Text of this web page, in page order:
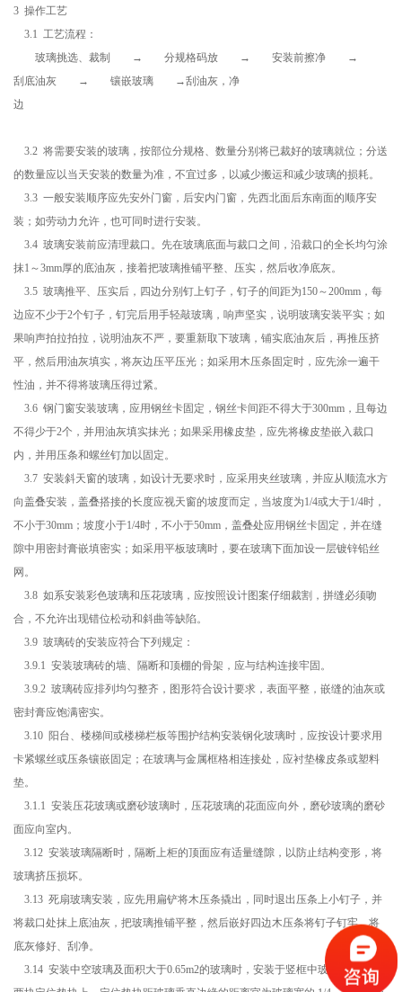
3 操作工艺
3.1 工艺流程：
玻璃挑选、裁制 → 分规格码放 → 安装前擦净 →
刮底油灰 → 镶嵌玻璃 →刮油灰，净
边
3.2 将需要安装的玻璃，按部位分规格、数量分别将已裁好的玻璃就位；分送
的数量应以当天安装的数量为准，不宜过多，以减少搬运和减少玻璃的损耗。
3.3 一般安装顺序应先安外门窗，后安内门窗，先西北面后东南面的顺序安
装；如劳动力允许，也可同时进行安装。
3.4 玻璃安装前应清理裁口。先在玻璃底面与裁口之间，沿裁口的全长均匀涂
抹1～3mm厚的底油灰，接着把玻璃推铺平整、压实，然后收净底灰。
3.5 玻璃推平、压实后，四边分别钉上钉子，钉子的间距为150～200mm，每
边应不少于2个钉子，钉完后用手轻敲玻璃，响声坚实，说明玻璃安装平实；如
果响声拍拉拍拉，说明油灰不严，要重新取下玻璃，铺实底油灰后，再推压挤
平，然后用油灰填实，将灰边压平压光；如采用木压条固定时，应先涂一遍干
性油，并不得将玻璃压得过紧。
3.6 钢门窗安装玻璃，应用钢丝卡固定，钢丝卡间距不得大于300mm，且每边
不得少于2个，并用油灰填实抹光；如果采用橡皮垫，应先将橡皮垫嵌入裁口
内，并用压条和螺丝钉加以固定。
3.7 安装斜天窗的玻璃，如设计无要求时，应采用夹丝玻璃，并应从顺流水方
向盖叠安装，盖叠搭接的长度应视天窗的坡度而定，当坡度为1/4或大于1/4时，
不小于30mm；坡度小于1/4时，不小于50mm，盖叠处应用钢丝卡固定，并在缝
隙中用密封膏嵌填密实；如采用平板玻璃时，要在玻璃下面加设一层镀锌铅丝
网。
3.8 如系安装彩色玻璃和压花玻璃，应按照设计图案仔细裁割，拼缝必须吻
合，不允许出现错位松动和斜曲等缺陷。
3.9 玻璃砖的安装应符合下列规定：
3.9.1 安装玻璃砖的墙、隔断和顶棚的骨架，应与结构连接牢固。
3.9.2 玻璃砖应排列均匀整齐，图形符合设计要求，表面平整，嵌缝的油灰或
密封膏应饱满密实。
3.10 阳台、楼梯间或楼梯栏板等围护结构安装钢化玻璃时，应按设计要求用
卡紧螺丝或压条镶嵌固定；在玻璃与金属框格相连接处，应衬垫橡皮条或塑料
垫。
3.1.1 安装压花玻璃或磨砂玻璃时，压花玻璃的花面应向外，磨砂玻璃的磨砂
面应向室内。
3.12 安装玻璃隔断时，隔断上柜的顶面应有适量缝隙，以防止结构变形，将
玻璃挤压损坏。
3.13 死扇玻璃安装，应先用扁铲将木压条撬出，同时退出压条上小钉子，并
将裁口处抹上底油灰，把玻璃推铺平整，然后嵌好四边木压条将钉子钉牢，将
底灰修好、刮净。
3.14 安装中空玻璃及面积大于0.65m2的玻璃时，安装于竖框中玻璃，应放在